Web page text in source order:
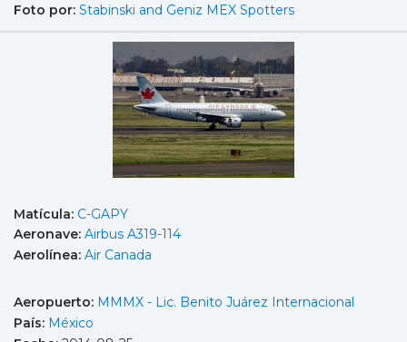
Foto por: Stabinski and Geniz MEX Spotters
Matícula: C-GAPY
Aeronave: Airbus A319-114
Aerolínea: Air Canada
Aeropuerto: MMMX - Lic. Benito Juárez Internacional
País: México